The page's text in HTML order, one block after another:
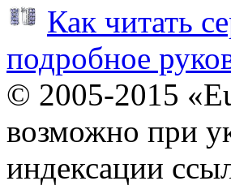
Как читать
подробное
© 2005-2015
возможно при
индексации